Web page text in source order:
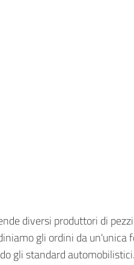
diversi produttori di
gli ordini da un'unica
gli standard